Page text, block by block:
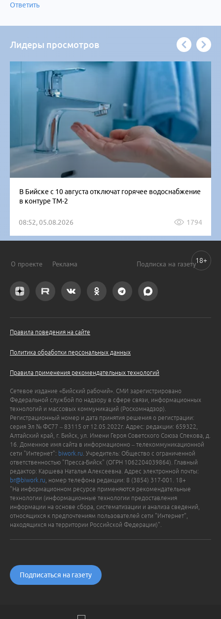
Ответить
Лидеры просмотров
В Бийске с 10 августа отключат горячее водоснабжение
в контуре ТМ-2
08:52, 05.08.2026 1794
О проекте Реклама Подписка на газету
Правила поведения на сайте
Политика обработки персональных данных
Правила применения рекомендательных технологий
Сетевое издание «Бийский рабочий». СМИ зарегистрировано
Федеральной службой по надзору в сфере связи, информационных
технологий и массовых коммуникаций (Роскомнадзор).
Регистрационный номер и дата принятия решения о регистрации:
серия Эл № ФС77 – 83115 от 12.05.2022г. Адрес: редакции: 659322,
Алтайский край, г. Бийск, ул. Имени Героя Советского Союза Спекова, д.
16. Доменное имя сайта в информационно – телекоммуникационной
сети "Интернет": biwork.ru . Учредитель: Общество с ограниченной
ответственностью "Пресса-Бийск" (ОГРН 1062204039864). Главный
редактор: Каршева Наталья Алексеевна. Адрес электронной почты:
br@biwork.ru , номер телефона редакции: 8 (3854) 317-001. 18+
"На информационном ресурсе применяются рекомендательные
технологии (информационные технологии предоставления
информации на основе сбора, систематизации и анализа сведений,
относящихся к предпочтениям пользователей сети "Интернет",
находящихся на территории Российской Федерации)".
Подписаться на газету
18+